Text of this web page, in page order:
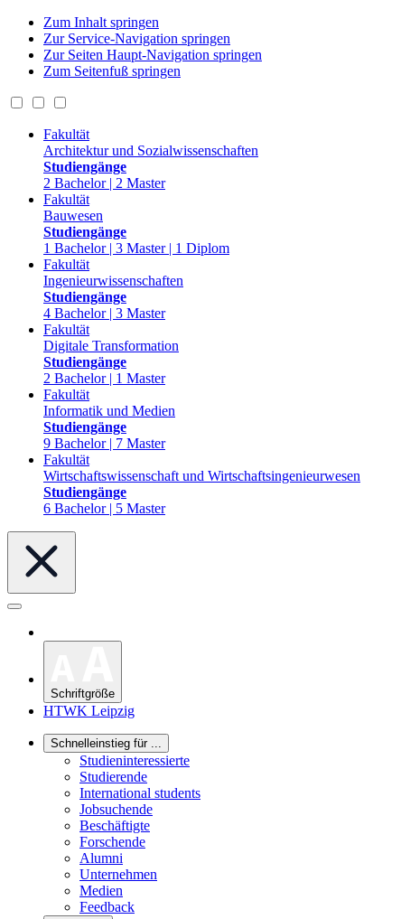
Zum Inhalt springen
Zur Service-Navigation springen
Zur Seiten Haupt-Navigation springen
Zum Seitenfuß springen
Fakultät
Architektur und Sozialwissenschaften
Studiengänge
2 Bachelor | 2 Master
Fakultät
Bauwesen
Studiengänge
1 Bachelor | 3 Master | 1 Diplom
Fakultät
Ingenieurwissenschaften
Studiengänge
4 Bachelor | 3 Master
Fakultät
Digitale Transformation
Studiengänge
2 Bachelor | 1 Master
Fakultät
Informatik und Medien
Studiengänge
9 Bachelor | 7 Master
Fakultät
Wirtschaftswissenschaft und Wirtschaftsingenieurwesen
Studiengänge
6 Bachelor | 5 Master
Schriftgröße
HTWK Leipzig
Schnelleinstieg für ...
Studieninteressierte
Studierende
International students
Jobsuchende
Beschäftigte
Forschende
Alumni
Unternehmen
Medien
Feedback